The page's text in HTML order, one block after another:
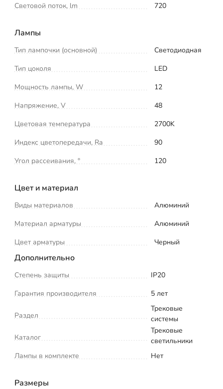
Световой поток, lm
720
Лампы
Тип лампочки (основной)
Светодиодная
Тип цоколя
LED
Мощность лампы, W
12
Напряжение, V
48
Цветовая температура
2700K
Индекс цветопередачи, Ra
90
Угол рассеивания, °
120
Цвет и материал
Виды материалов
Алюминий
Материал арматуры
Алюминий
Цвет арматуры
Черный
Дополнительно
Степень защиты
IP20
Гарантия производителя
5 лет
Раздел
Трековые
системы
Каталог
Трековые
светильники
Лампы в комплекте
Нет
Размеры